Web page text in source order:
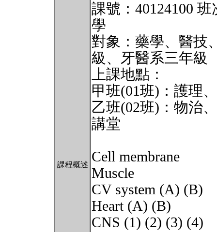
課程概述
課號：40124100
學
對象：藥學、醫技
級、牙醫系三年級
上課地點：
甲班(01班)：護理
乙班(02班)：物治
講堂
Cell membrane
Muscle
CV system (A) (B)
Heart (A) (B)
CNS (1) (2) (3) (4)